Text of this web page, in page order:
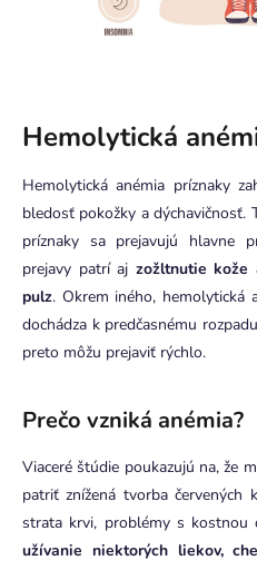
Hemolytická
Hemolytická anémia príznaky
bledosť pokožky a dýchavičnosť.
príznaky sa prejavujú hlavne
prejavy patrí aj zožltnutie kože
pulz. Okrem iného, hemolytická
dochádza k predčasnému
preto môžu prejaviť rýchlo.
Prečo vzniká anémia?
Viaceré štúdie poukazujú na, že
patriť znížená tvorba červených
strata krvi, problémy s kostnou
užívanie niektorých liekov,